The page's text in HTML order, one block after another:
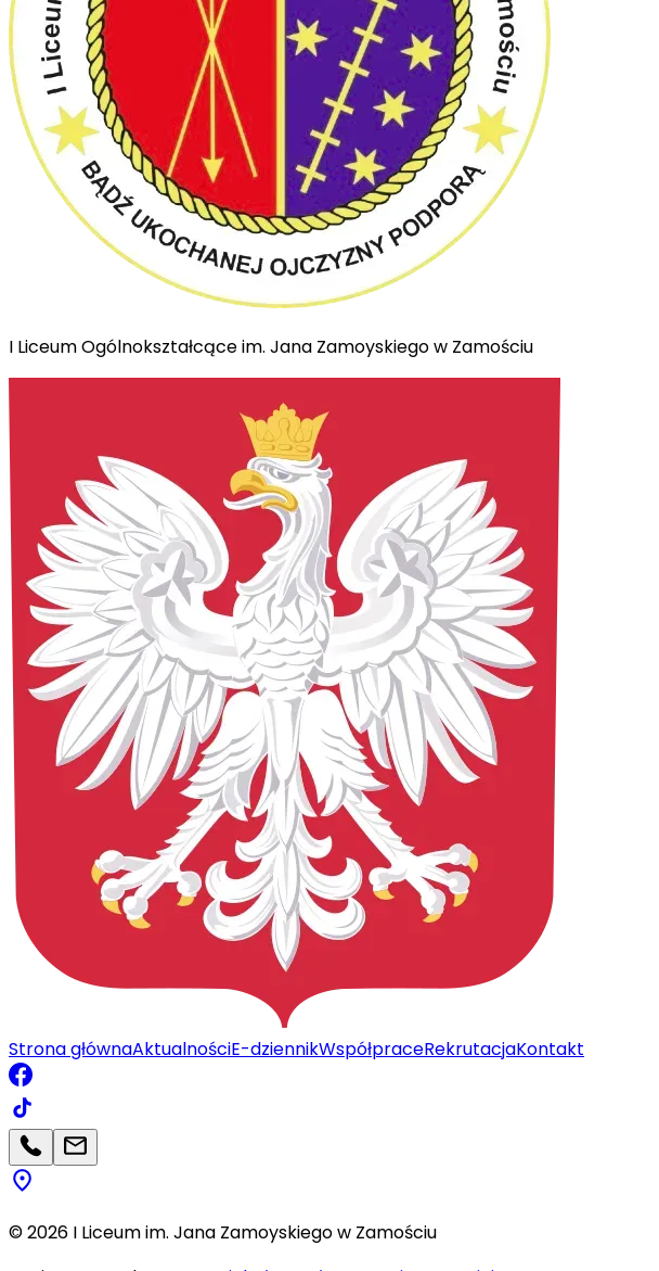
I Liceum Ogólnokształcące im. Jana Zamoyskiego w Zamościu
Strona głównaAktualnościE-dziennikWspółpraceRekrutacjaKontakt
©2026 I Liceum im. Jana Zamoyskiego w Zamościu